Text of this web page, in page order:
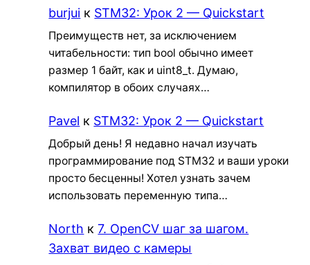
burjui к STM32: Урок 2 — Quickstart
Преимуществ нет, за исключением
читабельности: тип bool обычно имеет
размер 1 байт, как и uint8_t. Думаю,
компилятор в обоих случаях…
Pavel к STM32: Урок 2 — Quickstart
Добрый день! Я недавно начал изучать
программирование под STM32 и ваши уроки
просто бесценны! Хотел узнать зачем
использовать переменную типа…
North к7. OpenCV шаг за шагом.
Захват видео с камеры